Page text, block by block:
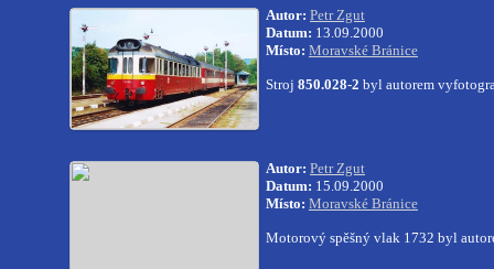
Autor: Petr Zgut
Datum: 13.09.2000
Místo: Moravské Bránice
Stroj 850.028-2 byl autorem
Autor: Petr Zgut
Datum: 15.09.2000
Místo: Moravské Bránice
Motorový spěšný vlak 1732 byl